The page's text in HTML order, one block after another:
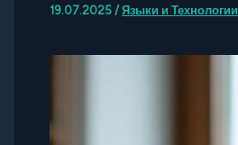
19.07.2025 /Языки и Технологии